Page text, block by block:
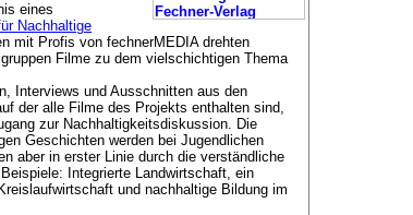
eines
Nachhaltige
mit Profis von fechnerMEDIA drehten
Filme zu dem vielschichtigen Thema
Interviews und Ausschnitten aus den
der alle Filme des Projekts enthalten sind,
zur Nachhaltigkeitsdiskussion. Die
Geschichten werden bei Jugendlichen
aber in erster Linie durch die verständliche
Integrierte Landwirtschaft, ein
und nachhaltige Bildung im